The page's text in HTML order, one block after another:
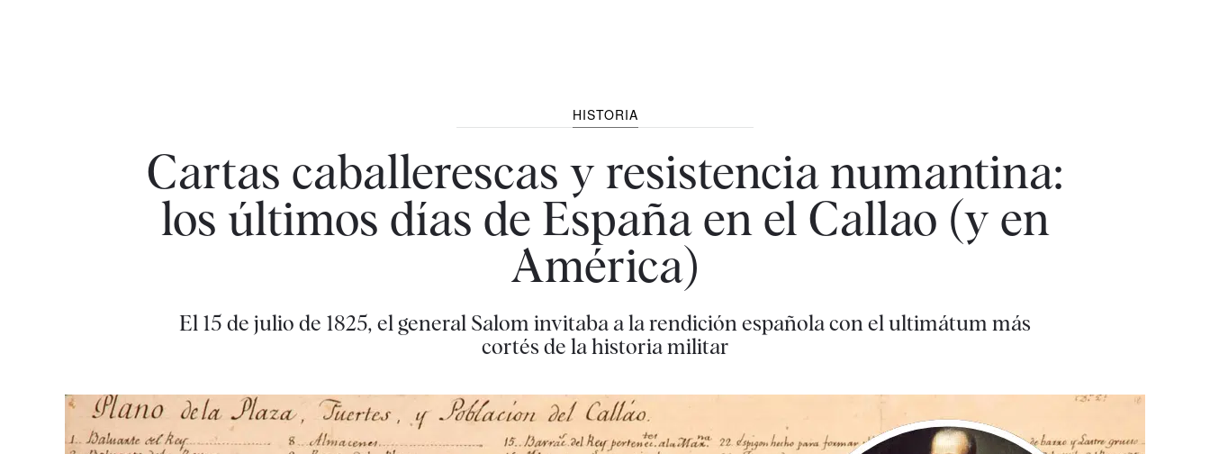
HISTORIA
Cartas caballerescas y resistencia numantina:
los últimos días de España en el Callao (y en
América)
El 15 de julio de 1825, el general Salom invitaba a la rendición española con el ultimátum más
cortés de la historia militar